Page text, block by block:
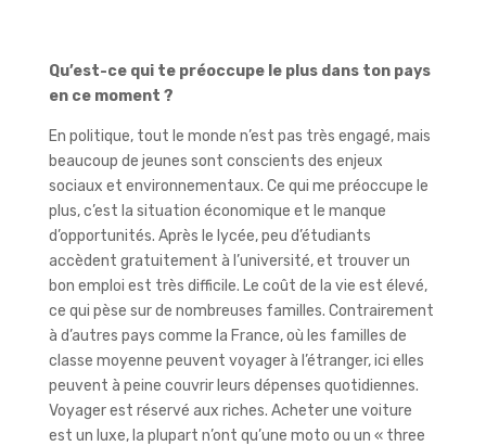
Qu’est-ce qui te préoccupe le plus dans ton pays
en ce moment ?
En politique, tout le monde n’est pas très engagé, mais
beaucoup de jeunes sont conscients des enjeux
sociaux et environnementaux. Ce qui me préoccupe le
plus, c’est la situation économique et le manque
d’opportunités. Après le lycée, peu d’étudiants
accèdent gratuitement à l’université, et trouver un
bon emploi est très difficile. Le coût de la vie est élevé,
ce qui pèse sur de nombreuses familles. Contrairement
à d’autres pays comme la France, où les familles de
classe moyenne peuvent voyager à l’étranger, ici elles
peuvent à peine couvrir leurs dépenses quotidiennes.
Voyager est réservé aux riches. Acheter une voiture
est un luxe, la plupart n’ont qu’une moto ou un « three